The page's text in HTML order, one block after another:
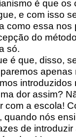
é que os
e com isso
como essa nos
do
só.
é que, disso,
introduzidos
dor assim?
com a escola!
quando nós
de